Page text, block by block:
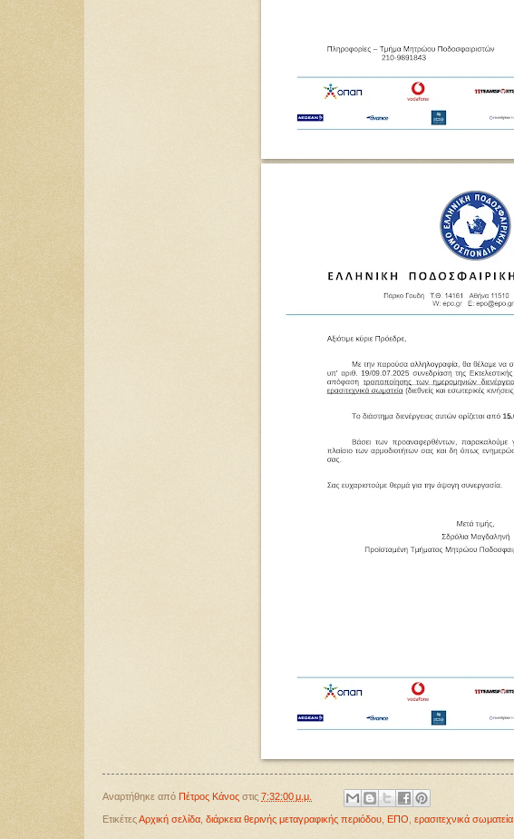
Αναρτήθηκε από Πέτρος Κάνος στις 7:32:00 μ.μ.
ΕτικέτεςΑρχική σελίδα διάρκεια θερινής μεταγραφικής περιόδου ΕΠΟ ερασιτεχνικά σωματεία